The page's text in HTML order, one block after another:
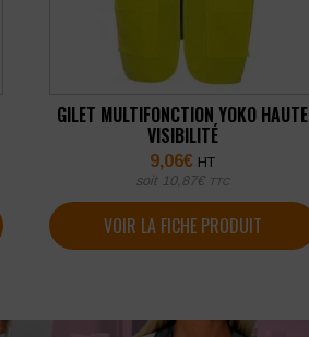
GILET MULTIFONCTION YOKO HAUTE
VISIBILITÉ
9,06€ HT
soit 10,87€ TTC
VOIR LA FICHE PRODUIT